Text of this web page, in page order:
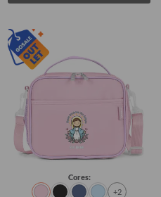
Cores:
+2